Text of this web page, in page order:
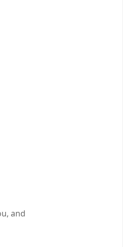
and